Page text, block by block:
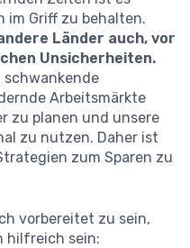
im Griff zu behalten.
Länder auch, vor
Unsicherheiten.
Arbeitsmärkte
zu planen und unsere
zu nutzen. Daher ist
zum Sparen zu
vorbereitet zu sein,
hilfreich sein: